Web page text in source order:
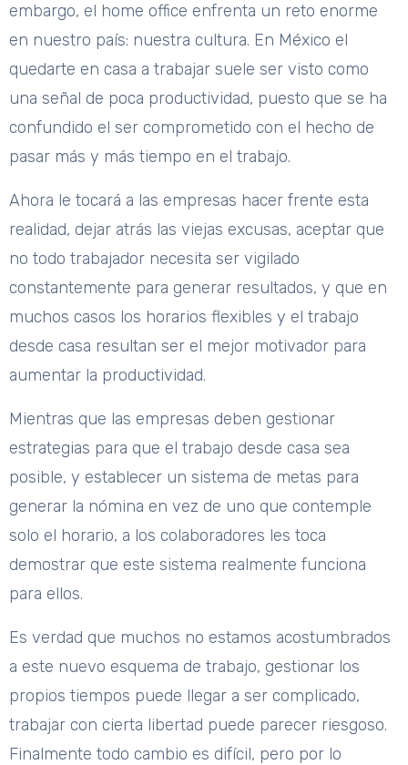
embargo, el home office enfrenta un reto enorme
en nuestro país: nuestra cultura. En México el
quedarte en casa a trabajar suele ser visto como
una señal de poca productividad, puesto que se ha
confundido el ser comprometido con el hecho de
pasar más y más tiempo en el trabajo.
Ahora le tocará a las empresas hacer frente esta
realidad, dejar atrás las viejas excusas, aceptar que
no todo trabajador necesita ser vigilado
constantemente para generar resultados, y que en
muchos casos los horarios flexibles y el trabajo
desde casa resultan ser el mejor motivador para
aumentar la productividad.
Mientras que las empresas deben gestionar
estrategias para que el trabajo desde casa sea
posible, y establecer un sistema de metas para
generar la nómina en vez de uno que contemple
solo el horario, a los colaboradores les toca
demostrar que este sistema realmente funciona
para ellos.
Es verdad que muchos no estamos acostumbrados
a este nuevo esquema de trabajo, gestionar los
propios tiempos puede llegar a ser complicado,
trabajar con cierta libertad puede parecer riesgoso.
Finalmente todo cambio es difícil, pero por lo